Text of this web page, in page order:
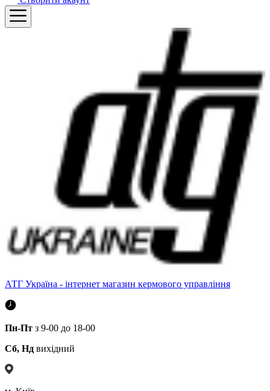
АТГ Україна - інтернет магазин кермового управління
Пн-Пт з 9-00 до 18-00
Сб, Нд вихідний